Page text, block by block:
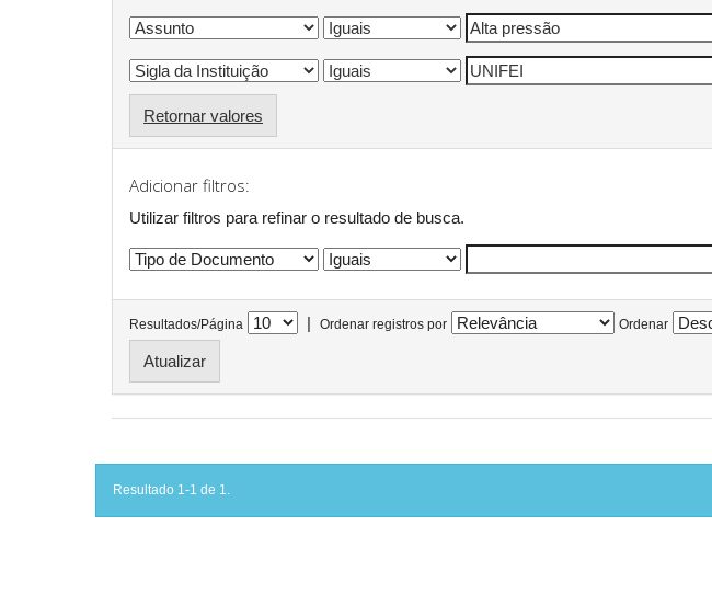
Retornar valores
Adicionar filtros:
Utilizar filtros para refinar o resultado de busca.
Resultados/Página | Ordenar registros por Ordenar
Resultado 1-1 de 1.